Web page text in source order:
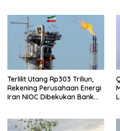
Terlilit Utang Rp303 Triliun,
Rekening Perusahaan Energi
Iran NIOC Dibekukan Bank